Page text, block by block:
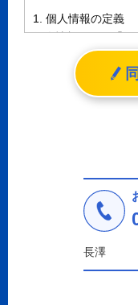
1. 個人情報の定義
個人情報とは、「
れる生存する個人
その他の記述等に
情報（個人識別情報
a.応募者等からの
b.本ウェブサイト
c.重要なお知らせ
d.上記の利用目的
長澤